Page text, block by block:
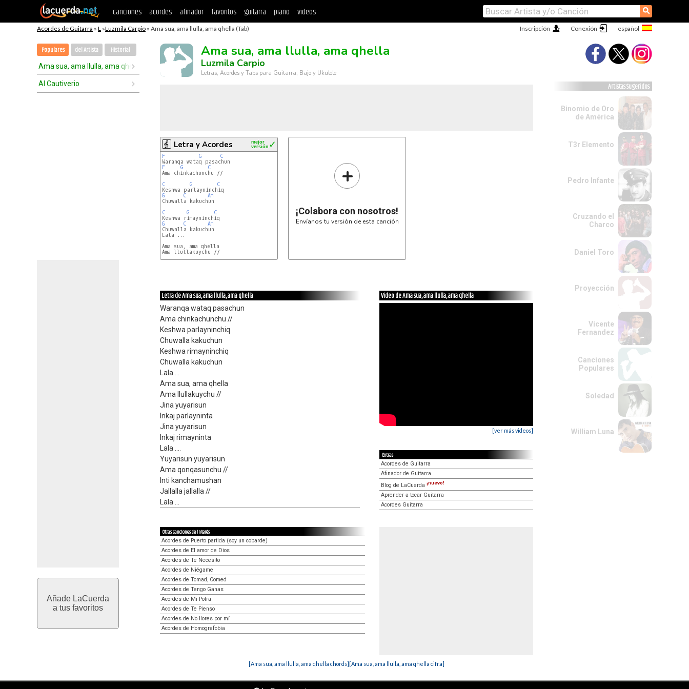
canciones acordes afinador favoritos guitarra piano videos ⚲
Acordes de Guitarra » L »Luzmila Carpio » Ama sua, ama llulla, ama qhella (Tab) Conexión
Inscripción
Populares del Artista Historial
Ama sua, ama llulla, ama qhella
Al Cautiverio
Añade LaCuerda
a tus favoritos
Ama sua, ama llulla, ama qhella
Luzmila Carpio
Letras, Acordes y Tabs para Guitarra, Bajo y Ukulele
Letra y Acordes ✓
mejor
versión
F G
C
F
G
C
Ama chinkachunchu //
C
G
C
G
C
Am
Chuwalla kakuchun
C
G
C
G
C
Am
Chuwalla kakuchun
Lala ...
Ama sua, ama qhella
Ama llullakuychu //
+
¡Colabora con nosotros!
Envíanos tu versión de esta canción
Letra de Ama sua, ama llulla, ama qhella
Waranqa wataq pasachun
Ama chinkachunchu //
Keshwa parlayninchiq
Chuwalla kakuchun
Keshwa rimayninchiq
Chuwalla kakuchun
Lala ...
Ama sua, ama qhella
Ama llullakuychu //
Jina yuyarisun
Inkaj parlayninta
Jina yuyarisun
Inkaj rimayninta
Lala ....
Yuyarisun yuyarisun
Ama qonqasunchu //
Inti kanchamushan
Jallalla jallalla //
Lala ...
Video de Ama sua, ama llulla, ama qhella
[ver más videos]
Extras
Acordes de Guitarra
Afinador de Guitarra
Blog de LaCuerda ¡nuevo!
Aprender a tocar Guitarra
Acordes Guitarra
Otras canciones de interés
Acordes de Puerto partida (soy un cobarde)
Acordes de El amor de Dios
Acordes de Te Necesito
Acordes de Niégame
Acordes de Tomad, Comed
Acordes de Tengo Ganas
Acordes de Mi Potra
Acordes de Te Pienso
Acordes de No llores por mí
Acordes de Homografobia
[Ama sua, ama llulla, ama qhella chords][Ama sua, ama llulla, ama qhella cifra]
Artistas Sugeridos
Binomio de Oro
de América
T3r Elemento
Pedro Infante
Cruzando el
Charco
Daniel Toro
Proyección
Vicente
Fernandez
Canciones
Populares
Soledad
William Luna